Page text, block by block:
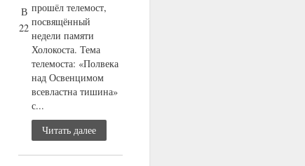
В
22
прошёл телемост,
посвящённый
недели памяти
Холокоста. Тема
телемоста: «Полвека
над Освенцимом
всевластна тишина»
с...
Читать далее